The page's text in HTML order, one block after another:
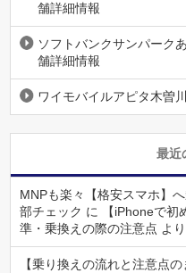
舗詳細情報
ソフトバンクサンパーク
舗詳細情報
ワイモバイルアピタ木曽
最近
MNPも楽々【格安スマホ】
部チェック に
【iPhoneで
準・乗換えの際の注意点 より
【乗り換えの流れと注意点